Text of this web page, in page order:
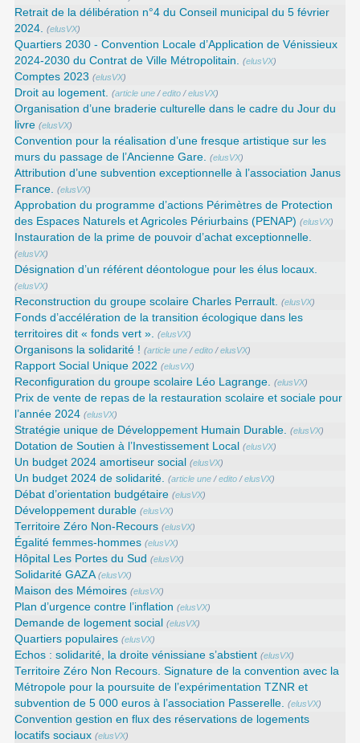
Retrait de la délibération n°4 du Conseil municipal du 5 février
2024. (elusVX)
Quartiers 2030 - Convention Locale d’Application de Vénissieux
2024-2030 du Contrat de Ville Métropolitain. (elusVX)
Comptes 2023 (elusVX)
Droit au logement. (article une /edito /elusVX)
Organisation d’une braderie culturelle dans le cadre du Jour du
livre (elusVX)
Convention pour la réalisation d’une fresque artistique sur les
murs du passage de l’Ancienne Gare. (elusVX)
Attribution d’une subvention exceptionnelle à l’association Janus
France. (elusVX)
Approbation du programme d’actions Périmètres de Protection
des Espaces Naturels et Agricoles Périurbains (PENAP) (elusVX)
Instauration de la prime de pouvoir d’achat exceptionnelle.
(elusVX)
Désignation d’un référent déontologue pour les élus locaux.
(elusVX)
Reconstruction du groupe scolaire Charles Perrault. (elusVX)
Fonds d’accélération de la transition écologique dans les
territoires dit « fonds vert ». (elusVX)
Organisons la solidarité ! (article une /edito /elusVX)
Rapport Social Unique 2022 (elusVX)
Reconfiguration du groupe scolaire Léo Lagrange. (elusVX)
Prix de vente de repas de la restauration scolaire et sociale pour
l’année 2024 (elusVX)
Stratégie unique de Développement Humain Durable. (elusVX)
Dotation de Soutien à l’Investissement Local (elusVX)
Un budget 2024 amortiseur social (elusVX)
Un budget 2024 de solidarité. (article une /edito /elusVX)
Débat d’orientation budgétaire (elusVX)
Développement durable (elusVX)
Territoire Zéro Non-Recours (elusVX)
Égalité femmes-hommes (elusVX)
Hôpital Les Portes du Sud (elusVX)
Solidarité GAZA (elusVX)
Maison des Mémoires (elusVX)
Plan d’urgence contre l’inflation (elusVX)
Demande de logement social (elusVX)
Quartiers populaires (elusVX)
Echos : solidarité, la droite vénissiane s’abstient (elusVX)
Territoire Zéro Non Recours. Signature de la convention avec la
Métropole pour la poursuite de l’expérimentation TZNR et
subvention de 5 000 euros à l’association Passerelle. (elusVX)
Convention gestion en flux des réservations de logements
locatifs sociaux (elusVX)